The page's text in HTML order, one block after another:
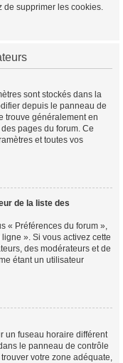
de supprimer les cookies.
sont stockés dans la
depuis le panneau de
trouve généralement en
pages du forum. Ce
et toutes vos
de la liste des
« Préférences du forum »,
». Si vous activez cette
des modérateurs et de
étant un utilisateur
un fuseau horaire différent
le panneau de contrôle
votre zone adéquate,